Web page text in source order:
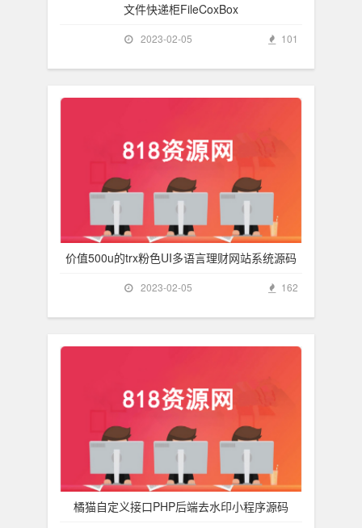
文件快递柜FileCoxBox
2023-02-05 101
价值500u的trx粉色UI多语言理财网站系统源码
2023-02-05 162
橘猫自定义接口PHP后端去水印小程序源码